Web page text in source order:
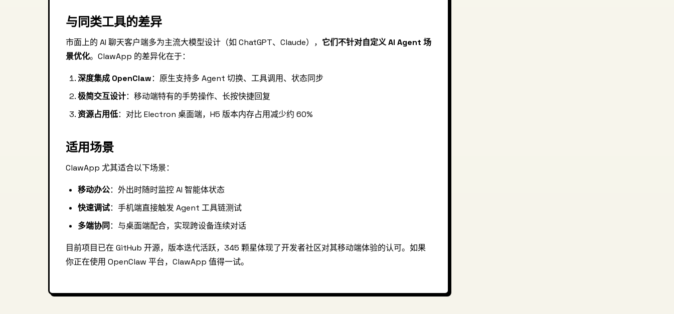
与同类工具的差异
市面上的 AI 聊天客户端多为主流大模型设计（如 ChatGPT、Claude）， 它们不针对自定义 AI Agent 场
景优化。ClawApp 的差异化在于：
深度集成 OpenClaw：原生支持多 Agent 切换、工具调用、状态同步
极简交互设计：移动端特有的手势操作、长按快捷回复
资源占用低：对比 Electron 桌面端，H5 版本内存占用减少约 60%
适用场景
ClawApp 尤其适合以下场景：
移动办公：外出时随时监控 AI 智能体状态
快速调试：手机端直接触发 Agent 工具链测试
多端协同 ：与桌面端配合，实现跨设备连续对话
目前项目已在 GitHub 开源，版本迭代活跃，345 颗星体现了开发者社区对其移动端体验的认可。如果
你正在使用 OpenClaw 平台，ClawApp 值得一试。